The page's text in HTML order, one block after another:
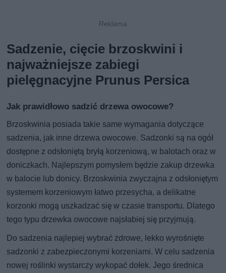
Sadzenie, cięcie brzoskwini i
najważniejsze zabiegi
pielęgnacyjne Prunus Persica
Jak prawidłowo sadzić drzewa owocowe?
Brzoskwinia posiada takie same wymagania dotyczące
sadzenia, jak inne drzewa owocowe. Sadzonki są na ogół
dostępne z odsłoniętą bryłą korzeniową, w balotach oraz w
doniczkach. Najlepszym pomysłem będzie zakup drzewka
w balocie lub donicy. Brzoskwinia zwyczajna z odsłoniętym
systemem korzeniowym łatwo przesycha, a delikatne
korzonki mogą uszkadzać się w czasie transportu. Dlatego
tego typu drzewka owocowe najsłabiej się przyjmują.
Do sadzenia najlepiej wybrać zdrowe, lekko wyrośnięte
sadzonki z zabezpieczonymi korzeniami. W celu sadzenia
nowej roślinki wystarczy wykopać dołek. Jego średnica